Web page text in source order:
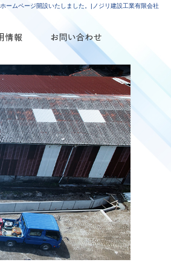
ホームページ開設いたしました。|ノジリ建設工業有限会社